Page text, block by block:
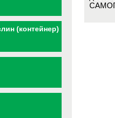
(контейнер)